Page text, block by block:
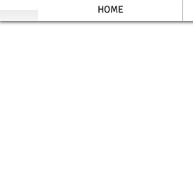
HOME